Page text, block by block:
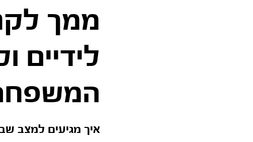
ממך
איך מגיעים למצב